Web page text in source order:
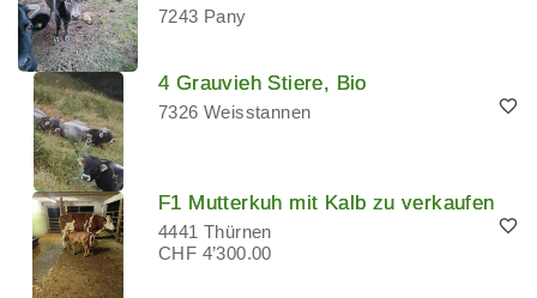
7243 Pany
4 Grauvieh Stiere, Bio
7326 Weisstannen
F1 Mutterkuh mit Kalb zu verkaufen
4441 Thürnen
CHF 4’300.00